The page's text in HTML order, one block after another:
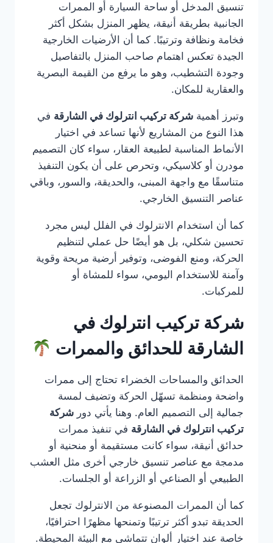
تنسيق المدخل أو ساحة السيارة أو الممرات
الجانبية بطريقة أنيقة، يظهر المنزل بشكل أكثر
فخامة ونظافة وترتيبًا. كما أن الأرضيات الخارجية
الجيدة تعكس اهتمام صاحب المنزل بالتفاصيل
وجودة التشطيب، وهو ما يرفع من القيمة البصرية
والعقارية للمكان.
وتبرز أهمية شركة تركيب انترلوك في الشارقة في
هذا النوع من المشاريع لأنها تساعد في اختيار
الأنماط المناسبة لطبيعة العقار، سواء كان التصميم
مودرن أو كلاسيكي، وتحرص على أن يكون التنفيذ
متناسقًا مع واجهة المبنى، والحديقة، والسور، وباقي
عناصر التنسيق الخارجي.
كما أن استخدام الانترلوك في الفلل ليس مجرد
تحسين شكلي، بل هو أيضًا حل عملي لتنظيم
الحركة، ومنع الفوضى، وتوفير أرضية مريحة وقوية
وآمنة للاستخدام اليومي، سواء للمشاة أو
للمركبات.
شركة تركيب انترلوك في
الشارقة للحدائق والممرات
الحدائق والمساحات الخضراء تحتاج إلى ممرات
واضحة ومنظمة تسهّل الحركة وتضيف لمسة
جمالية إلى التصميم العام. وهنا يأتي دور شركة
تركيب انترلوك في الشارقة في تنفيذ ممرات
حدائق أنيقة، سواء كانت مستقيمة أو منحنية أو
مدمجة مع عناصر تنسيق خارجي أخرى مثل العشب
الطبيعي أو الصناعي أو الزراعة أو الجلسات.
كما أن الممرات المصنوعة من الانترلوك تجعل
الحديقة تبدو أكثر ترتيبًا وتمنحها مظهرًا احترافيًا،
خاصة عند اختيار ألوان تتماشى مع البيئة المحيطة.